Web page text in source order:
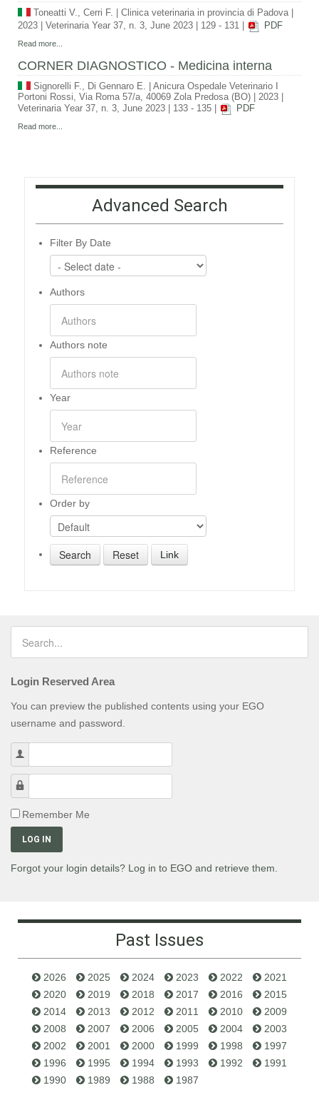
Toneatti V., Cerri F. Clinica veterinaria in provincia di Padova
2023
Veterinaria Year 37, n. 3, June 2023 129 - 131 PDF
Read more...
CORNER DIAGNOSTICO - Medicina interna
Signorelli F., Di Gennaro E.
Anicura Ospedale Veterinario I
Portoni Rossi, Via Roma 57/a, 40069 Zola Predosa (BO)
2023
Veterinaria Year 37, n. 3, June 2023
133 - 135 PDF
Read more...
Advanced Search
Filter By Date
Authors
Authors note
Year
Reference
Order by
Link
Login Reserved Area
You can preview the published contents using your EGO
username and password.
Remember Me
LOG IN
Forgot your login details? Log in to EGO and retrieve them.
Past Issues
2026 2025 2024 2023 2022
2021
2020
2019 2018 2017 2016
2015
2014
2013 2012 2011 2010
2009
2008
2007 2006 2005 2004
2003
2002
2001 2000 1999 1998
1997
1996
1995 1994 1993 1992
1991
1990
1989 1988 1987